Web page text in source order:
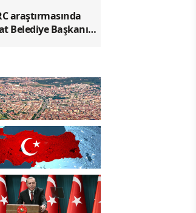
araştırmasında
Belediye Başkanı